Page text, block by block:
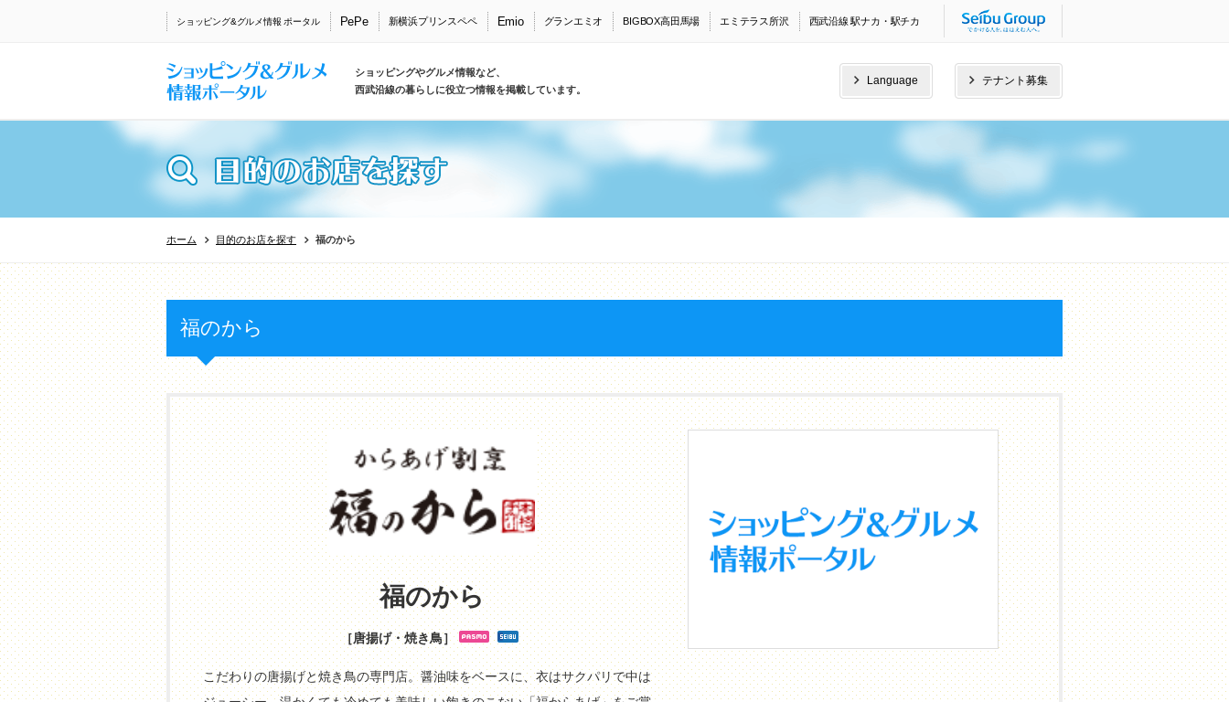
ショッピング&グルメ情報 ポータル PePe 新横浜プリンスペペ Emio グランエミオ BIGBOX高田馬場 エミテラス所沢 西武沿線 駅ナカ・駅チカ
ショッピングやグルメ情報など、
西武沿線の暮らしに役立つ情報を掲載しています。
Language テナント募集
ホーム 目的のお店を探す 福のから
福のから
福のから
［唐揚げ・焼き鳥］
こだわりの唐揚げと焼き鳥の専門店。醤油味をベースに、衣はサクパリで中は